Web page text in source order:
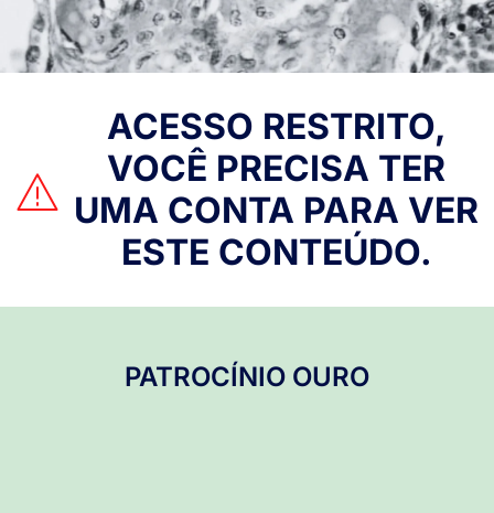
ACESSO RESTRITO,
VOCÊ PRECISA TER
UMA CONTA PARA VER
ESTE CONTEÚDO.
PATROCÍNIO OURO